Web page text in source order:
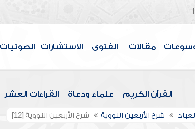
مقالات الفتوى الاستشارات الصوتيات
القرآن الكريم علماء ودعاة القراءات العشر
شرح الأربعين النووية شرح الأربعين النووية [12]